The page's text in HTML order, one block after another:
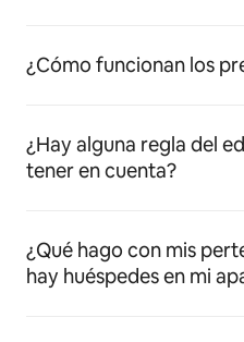
¿Cómo funcionan los
¿Hay alguna regla del
tener en cuenta?
¿Qué hago con mis
hay huéspedes en mi